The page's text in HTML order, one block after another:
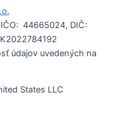
44665024, DIČ:
údajov uvedených na
States LLC